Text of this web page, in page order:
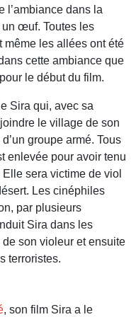
l’ambiance dans la
œuf. Toutes les
même les allées ont été
cette ambiance que
le début du film.
Sira qui, avec sa
le village de son
groupe armé. Tous
enlevée pour avoir tenu
sera victime de viol
Les cinéphiles
par plusieurs
Sira dans les
son violeur et ensuite
terroristes.
, son film Sira a le